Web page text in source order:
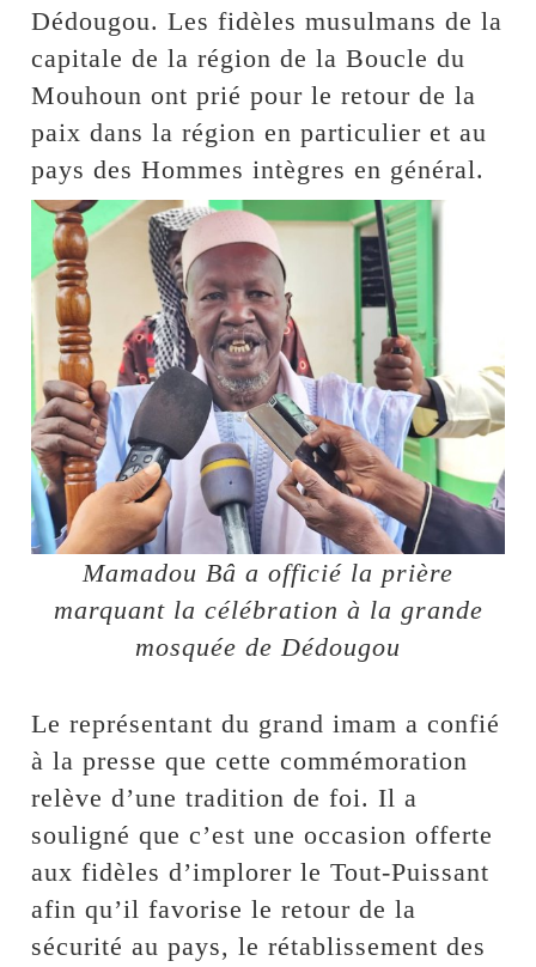
Dédougou. Les fidèles musulmans de la
capitale de la région de la Boucle du
Mouhoun ont prié pour le retour de la
paix dans la région en particulier et au
pays des Hommes intègres en général.
Mamadou Bâ a officié la prière
marquant la célébration à la grande
mosquée de Dédougou
Le représentant du grand imam a confié
à la presse que cette commémoration
relève d’une tradition de foi. Il a
souligné que c’est une occasion offerte
aux fidèles d’implorer le Tout-Puissant
afin qu’il favorise le retour de la
sécurité au pays, le rétablissement des